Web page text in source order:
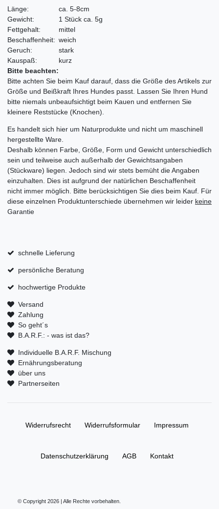
Länge:
ca. 5-8cm
Gewicht:
1 Stück ca. 5g
Fettgehalt:
mittel
Beschaffenheit: weich
Geruch:
stark
Kauspaß:
kurz
Bitte beachten:
Bitte achten Sie beim Kauf darauf, dass die Größe des Artikels zur
Größe und Beißkraft Ihres Hundes passt. Lassen Sie Ihren Hund
bitte niemals unbeaufsichtigt beim Kauen und entfernen Sie
kleinere Reststücke (Knochen).
Es handelt sich hier um Naturprodukte und nicht um maschinell
hergestellte Ware.
Deshalb können Farbe, Größe, Form und Gewicht unterschiedlich
sein und teilweise auch außerhalb der Gewichtsangaben
(Stückware) liegen. Jedoch sind wir stets bemüht die Angaben
einzuhalten. Dies ist aufgrund der natürlichen Beschaffenheit
nicht immer möglich. Bitte berücksichtigen Sie dies beim Kauf. Für
diese einzelnen Produktunterschiede übernehmen wir leider keine
Garantie
schnelle Lieferung
persönliche Beratung
hochwertige Produkte
Versand
Zahlung
So geht´s
B.A.R.F.: - was ist das?
Individuelle B.A.R.F. Mischung
Ernährungsberatung
über uns
Partnerseiten
Widerrufs­recht Widerrufs­formular Impressum
Daten­schutz­erklärung AGB Kontakt
© Copyright 2026 | Alle Rechte vorbehalten.